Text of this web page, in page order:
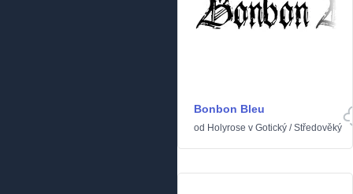
Bonbon Bleu
od Holyrose v Gotický /Středověký